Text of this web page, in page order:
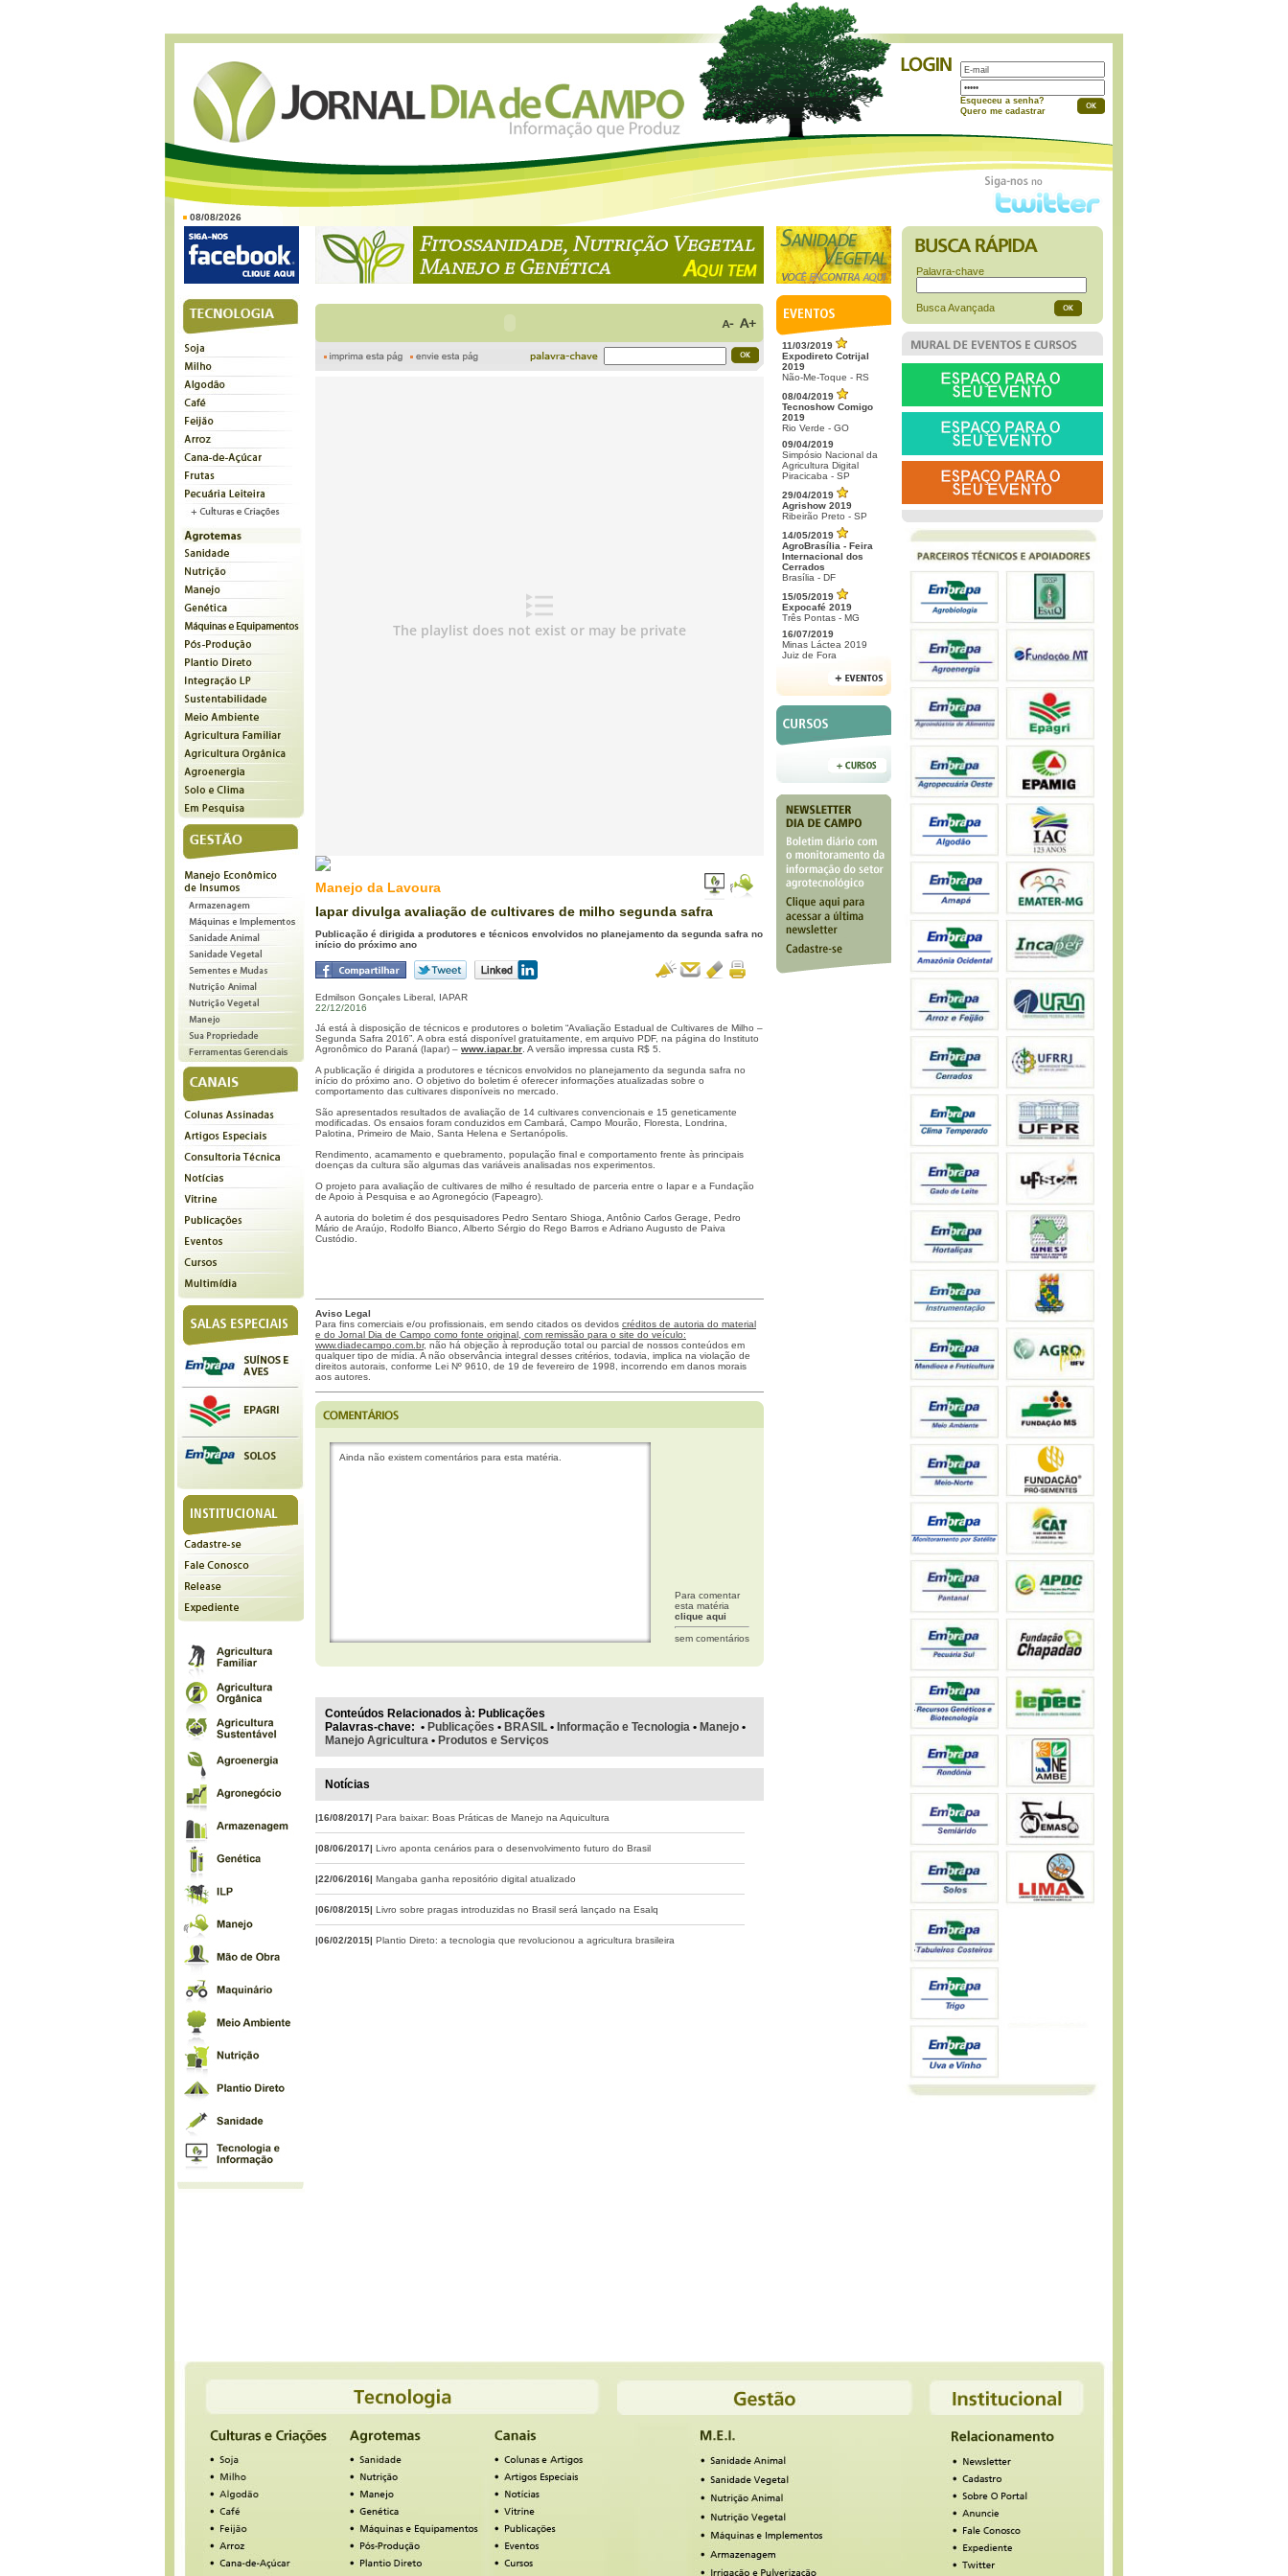
Esqueceu a senha?
Quero me cadastrar
08/08/2026
Manejo da Lavoura
Iapar divulga avaliação de cultivares de milho segunda safra
Publicação é dirigida a produtores e técnicos envolvidos no planejamento da segunda safra no
início do próximo ano
Edmilson Gonçales Liberal, IAPAR
22/12/2016
Já está à disposição de técnicos e produtores o boletim “Avaliação Estadual de Cultivares de Milho –
Segunda Safra 2016”. A obra está disponível gratuitamente, em arquivo PDF, na página do Instituto
Agronômico do Paraná (Iapar) – www.iapar.br . A versão impressa custa R$ 5.
A publicação é dirigida a produtores e técnicos envolvidos no planejamento da segunda safra no
início do próximo ano. O objetivo do boletim é oferecer informações atualizadas sobre o
comportamento das cultivares disponíveis no mercado.
São apresentados resultados de avaliação de 14 cultivares convencionais e 15 geneticamente
modificadas. Os ensaios foram conduzidos em Cambará, Campo Mourão, Floresta, Londrina,
Palotina, Primeiro de Maio, Santa Helena e Sertanópolis.
Rendimento, acamamento e quebramento, população final e comportamento frente às principais
doenças da cultura são algumas das variáveis analisadas nos experimentos.
O projeto para avaliação de cultivares de milho é resultado de parceria entre o Iapar e a Fundação
de Apoio à Pesquisa e ao Agronegócio (Fapeagro).
A autoria do boletim é dos pesquisadores Pedro Sentaro Shioga, Antônio Carlos Gerage, Pedro
Mário de Araújo, Rodolfo Bianco, Alberto Sérgio do Rego Barros e Adriano Augusto de Paiva
Custódio.
Aviso Legal
Para fins comerciais e/ou profissionais, em sendo citados os devidos créditos de autoria do material
e do Jornal Dia de Campo como fonte original, com remissão para o site do veículo:
www.diadecampo.com.br, não há objeção à reprodução total ou parcial de nossos conteúdos em
qualquer tipo de mídia. A não observância integral desses critérios, todavia, implica na violação de
direitos autorais, conforme Lei Nº 9610, de 19 de fevereiro de 1998, incorrendo em danos morais
aos autores.
Ainda não existem comentários para esta matéria.
Para comentar
esta matéria
clique aqui
sem comentários
Conteúdos Relacionados à: Publicações
Palavras-chave: • Publicações • BRASIL • Informação e Tecnologia • Manejo •
Manejo Agricultura • Produtos e Serviços
Notícias
|16/08/2017| Para baixar: Boas Práticas de Manejo na Aquicultura
|08/06/2017| Livro aponta cenários para o desenvolvimento futuro do Brasil
|22/06/2016| Mangaba ganha repositório digital atualizado
|06/08/2015| Livro sobre pragas introduzidas no Brasil será lançado na Esalq
|06/02/2015| Plantio Direto: a tecnologia que revolucionou a agricultura brasileira
11/03/2019
Expodireto Cotrijal
2019
Não-Me-Toque - RS
08/04/2019
Tecnoshow Comigo
2019
Rio Verde - GO
09/04/2019
Simpósio Nacional da
Agricultura Digital
Piracicaba - SP
29/04/2019
Agrishow 2019
Ribeirão Preto - SP
14/05/2019
AgroBrasília - Feira
Internacional dos
Cerrados
Brasília - DF
15/05/2019
Expocafé 2019
Três Pontas - MG
16/07/2019
Minas Láctea 2019
Juiz de Fora
Palavra-chave
Busca Avançada